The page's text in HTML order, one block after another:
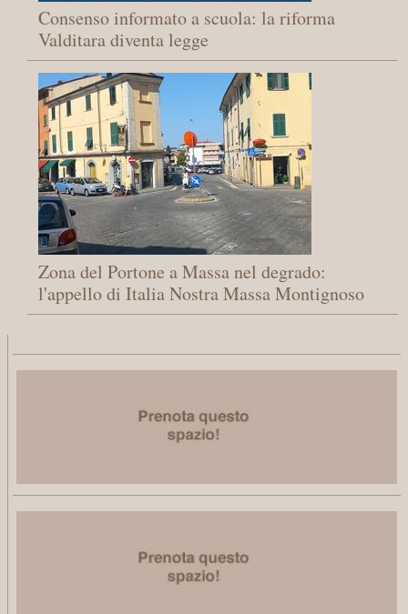
Consenso informato a scuola: la riforma
Valditara diventa legge
Zona del Portone a Massa nel degrado:
l'appello di Italia Nostra Massa Montignoso